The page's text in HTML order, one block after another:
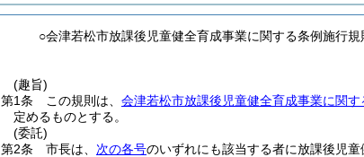
○会津若松市放課後児童健全育成事業に関する条例施行規
(趣旨)
第1条
この規則は、 会津若松市放課後児童健全育成事業に関す
定めるものとする。
(委託)
第2条
市長は、 次の各号のいずれにも該当する者に放課後児